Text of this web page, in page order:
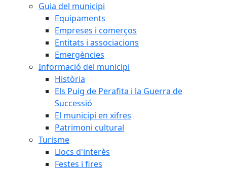
Guia del municipi
Equipaments
Empreses i comerços
Entitats i associacions
Emergències
Informació del municipi
Història
Els Puig de Perafita i la Guerra de
Successió
El municipi en xifres
Patrimoni cultural
Turisme
Llocs d'interès
Festes i fires